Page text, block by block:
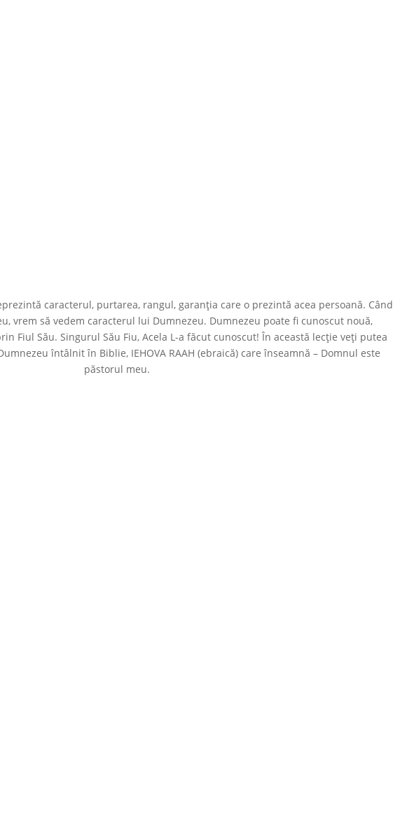
caracterul, purtarea, rangul, garanția care o prezintă acea persoană. Când
vrem să vedem caracterul lui Dumnezeu. Dumnezeu poate fi cunoscut nouă,
Fiul Său. Singurul Său Fiu, Acela L-a făcut cunoscut! În această lecție veți putea
întâlnit în Biblie, IEHOVA RAAH (ebraică) care înseamnă – Domnul este
păstorul meu.